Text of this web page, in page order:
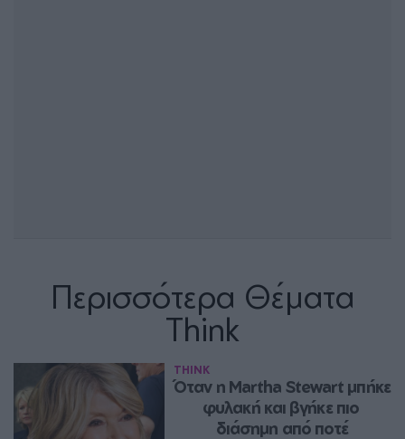
Περισσότερα Θέματα
Think
THINK
Όταν η Martha Stewart μπήκε
φυλακή και βγήκε πιο
διάσημη από ποτέ